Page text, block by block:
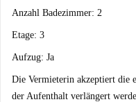
Anzahl Badezimmer: 2
Etage: 3
Aufzug: Ja
Die Vermieterin akzeptiert die
der Aufenthalt verlängert